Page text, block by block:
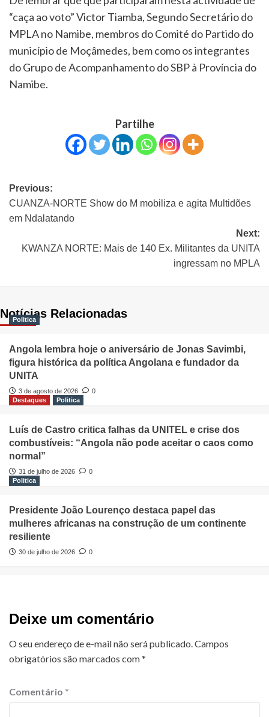
“caça ao voto” Victor Tiamba, Segundo Secretário do
MPLA no Namibe, membros do Comité do Partido do
município de Moçâmedes, bem como os integrantes
do Grupo de Acompanhamento do SBP à Província do
Namibe.
Partilhe
Previous:
CUANZA-NORTE Show do M mobiliza e agita Multidões
em Ndalatando
Next:
KWANZA NORTE: Mais de 140 Ex. Militantes da UNITA
ingressam no MPLA
Notícias Relacionadas
Politica
Angola lembra hoje o aniversário de Jonas Savimbi,
figura histórica da política Angolana e fundador da
UNITA
3 de agosto de 2026
0
Destaques
Politica
Luís de Castro critica falhas da UNITEL e crise dos
combustíveis: “Angola não pode aceitar o caos como
normal”
31 de julho de 2026
0
Politica
Presidente João Lourenço destaca papel das
mulheres africanas na construção de um continente
resiliente
30 de julho de 2026 0
Deixe um comentário
O seu endereço de e-mail não será publicado.Campos
obrigatórios são marcados com*
Comentário *